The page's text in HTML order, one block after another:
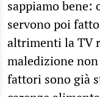
sappiamo bene:
servono poi
altrimenti la TV
maledizione
fattori sono già